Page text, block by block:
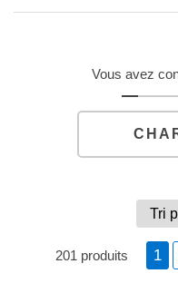
Vous avez
201 produits 1